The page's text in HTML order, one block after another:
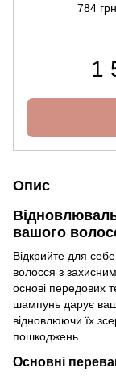
784 грн
1
Опис
вашого
Відкрийте для
волосся з
основі передових
шампунь дарує
відновлюючи їх
пошкоджень.
Основні